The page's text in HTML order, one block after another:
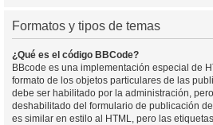
Formatos y tipos de temas
¿Qué es el código BBCode?
BBcode es una implementación especial de
formato de los objetos particulares de las
debe ser habilitado por la administración,
deshabilitado del formulario de publicación
es similar en estilo al HTML, pero las